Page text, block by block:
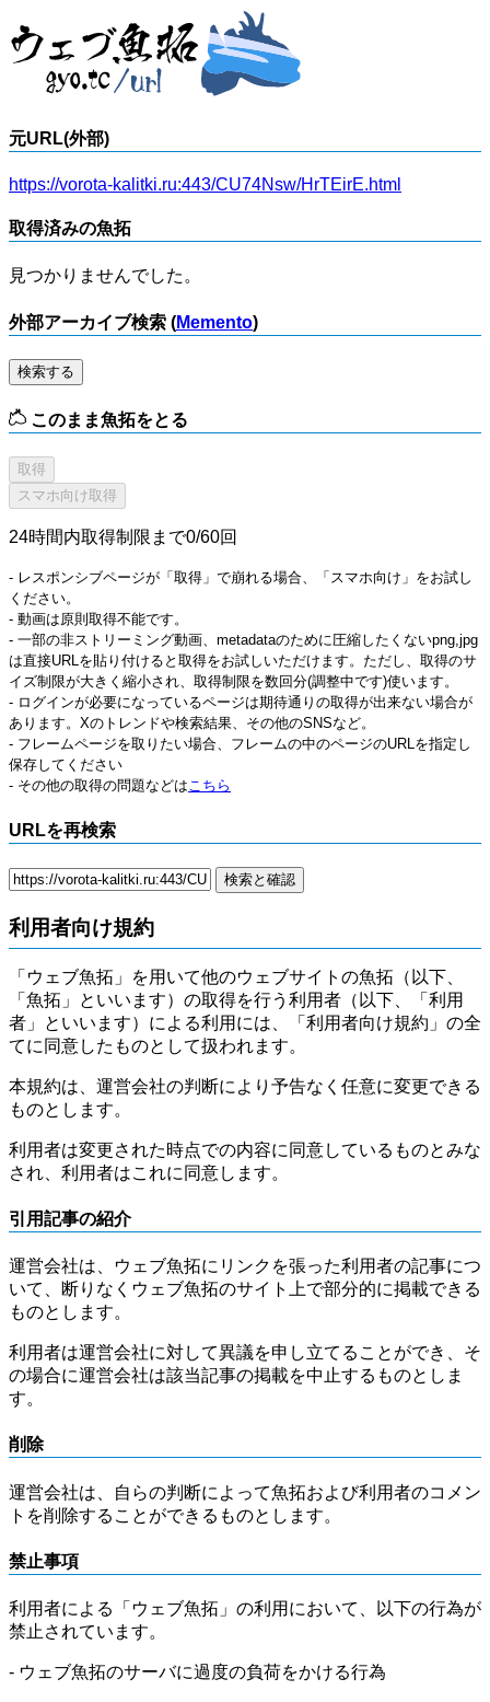
元URL(外部)
https://vorota-kalitki.ru:443/CU74Nsw/HrTEirE.html
取得済みの魚拓
見つかりませんでした。
外部アーカイブ検索 (Memento)
検索する
このまま魚拓をとる
24時間内取得制限まで0/60回
- レスポンシブページが「取得」で崩れる場合、「スマホ向け」をお試し
ください。
- 動画は原則取得不能です。
- 一部の非ストリーミング動画、metadataのために圧縮したくないpng,jpg
は直接URLを貼り付けると取得をお試しいただけます。ただし、取得のサ
イズ制限が大きく縮小され、取得制限を数回分(調整中です)使います。
- ログインが必要になっているページは期待通りの取得が出来ない場合が
あります。Xのトレンドや検索結果、その他のSNSなど。
- フレームページを取りたい場合、フレームの中のページのURLを指定し
保存してください
- その他の取得の問題などはこちら
URLを再検索
利用者向け規約
「ウェブ魚拓」を用いて他のウェブサイトの魚拓（以下、
「魚拓」といいます）の取得を行う利用者（以下、「利用
者」といいます）による利用には、「利用者向け規約」の全
てに同意したものとして扱われます。
本規約は、運営会社の判断により予告なく任意に変更できる
ものとします。
利用者は変更された時点での内容に同意しているものとみな
され、利用者はこれに同意します。
引用記事の紹介
運営会社は、ウェブ魚拓にリンクを張った利用者の記事につ
いて、断りなくウェブ魚拓のサイト上で部分的に掲載できる
ものとします。
利用者は運営会社に対して異議を申し立てることができ、そ
の場合に運営会社は該当記事の掲載を中止するものとしま
す。
削除
運営会社は、自らの判断によって魚拓および利用者のコメン
トを削除することができるものとします。
禁止事項
利用者による「ウェブ魚拓」の利用において、以下の行為が
禁止されています。
- ウェブ魚拓のサーバに過度の負荷をかける行為